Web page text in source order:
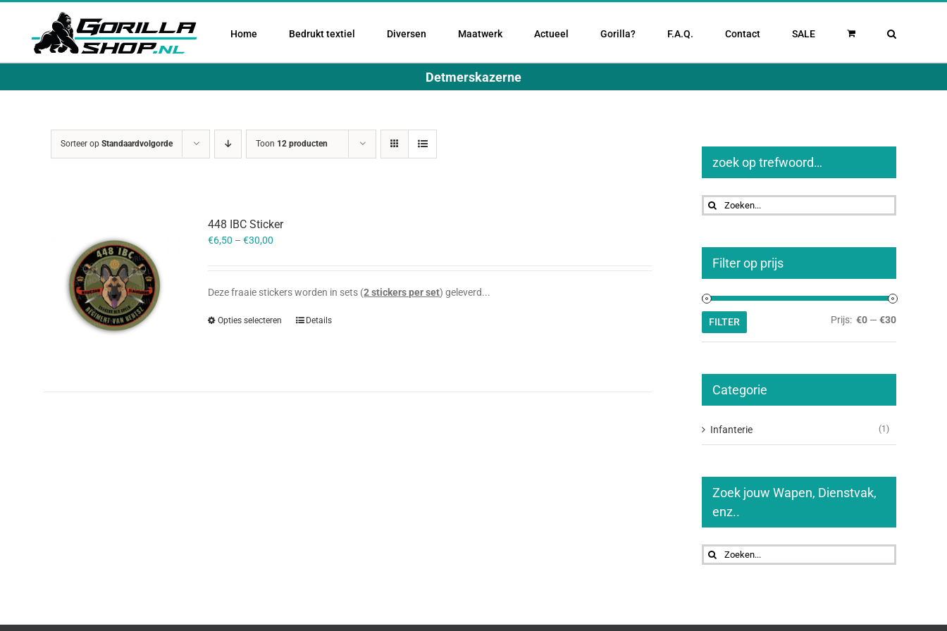
Ga
Home Bedrukt textiel Diversen Maatwerk Actueel Gorilla? F.A.Q. Contact SALE
Detmerskazerne
Sorteer op Standaardvolgorde Toon 12 producten
448 IBC Sticker
€6,50 –€30,00
Deze fraaie stickers worden in sets (2 stickers per set) geleverd...
Opties selecteren Details
zoek op trefwoord…
Zoeken
naar:
Filter op prijs
Min.
Max.
FILTER Prijs: €0 — €30
Categorie
Infanterie (1)
Zoek jouw Wapen, Dienstvak,
enz..
Zoeken
naar: